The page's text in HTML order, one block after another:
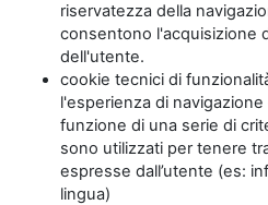
riservatezza della
consentono l'acquisizione
dell'utente.
cookie tecnici di
l'esperienza di
funzione di una serie di
sono utilizzati per tenere
espresse dall’utente (es:
lingua)